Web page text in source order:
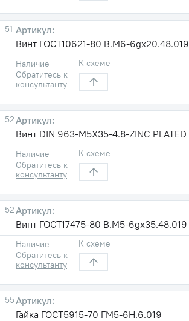
51
Винт ГОСТ10621-80 B.M6-6gх20.48.019
Наличие
Обратитесь к
консультанту
К схеме
52
Винт DIN 963-M5X35-4.8-ZINC PLATED
Наличие
Обратитесь к
консультанту
К схеме
52
Винт ГОСТ17475-80 B.M5-6gх35.48.019
Наличие
Обратитесь к
консультанту
К схеме
55
Гайка ГОСТ5915-70 ГМ5-6Н.6.019